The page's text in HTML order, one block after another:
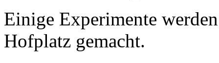
Einige Experimente
Hofplatz gemacht.